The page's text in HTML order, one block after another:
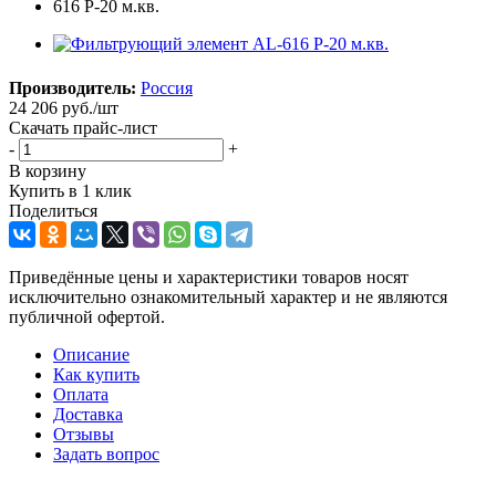
Производитель: Россия
24 206 руб./шт
Скачать прайс-лист
-
+
В корзину
Купить в 1 клик
Поделиться
Приведённые цены и характеристики товаров носят
исключительно ознакомительный характер и не являются
публичной офертой.
Описание
Как купить
Оплата
Доставка
Отзывы
Задать вопрос